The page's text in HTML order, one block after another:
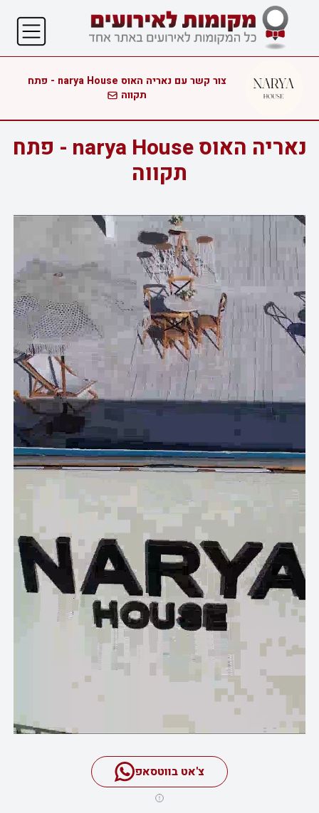
צור קשר עם נאריה האוס narya House - פתח
תקווה
נאריה האוס narya House - פתח
תקווה
צ'אט בווטסאפ